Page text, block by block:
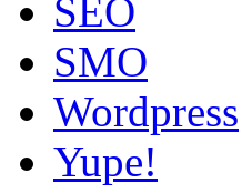
SEO
SMO
Wordpress
Yupe!